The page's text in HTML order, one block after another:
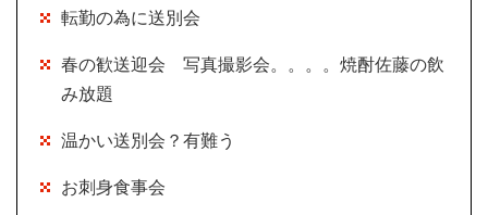
転勤の為に送別会
春の歓送迎会 写真撮影会。。。。焼酎佐藤の飲
み放題
温かい送別会？有難う
お刺身食事会